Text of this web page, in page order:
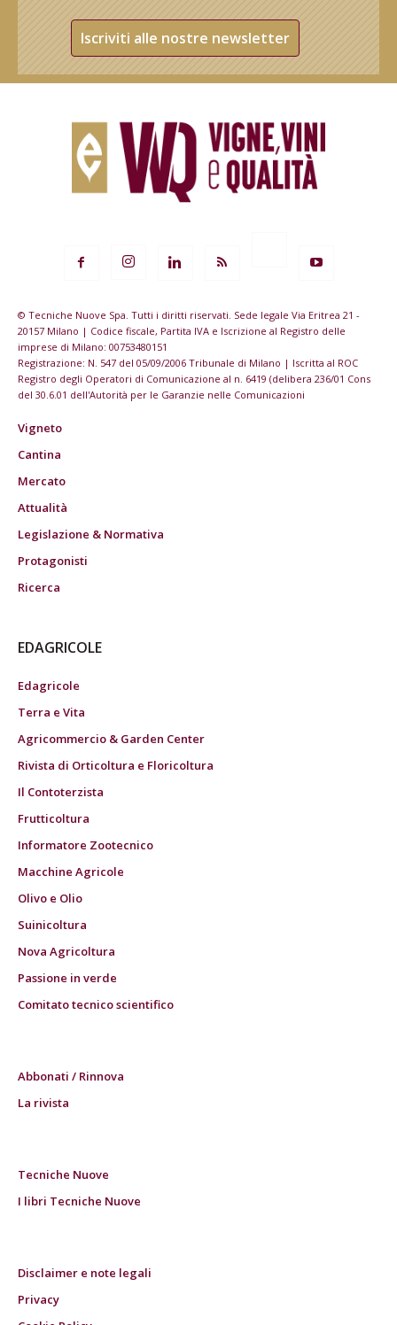
Iscriviti alle nostre newsletter
© Tecniche Nuove Spa. Tutti i diritti riservati. Sede legale Via Eritrea 21 -
20157 Milano | Codice fiscale, Partita IVA e Iscrizione al Registro delle
imprese di Milano: 00753480151
Registrazione: N. 547 del 05/09/2006 Tribunale di Milano | Iscritta al ROC
Registro degli Operatori di Comunicazione al n. 6419 (delibera 236/01 Cons
del 30.6.01 dell'Autorità per le Garanzie nelle Comunicazioni
Vigneto
Cantina
Mercato
Attualità
Legislazione & Normativa
Protagonisti
Ricerca
EDAGRICOLE
Edagricole
Terra e Vita
Agricommercio & Garden Center
Rivista di Orticoltura e Floricoltura
Il Contoterzista
Frutticoltura
Informatore Zootecnico
Macchine Agricole
Olivo e Olio
Suinicoltura
Nova Agricoltura
Passione in verde
Comitato tecnico scientifico
Abbonati / Rinnova
La rivista
Tecniche Nuove
I libri Tecniche Nuove
Disclaimer e note legali
Privacy